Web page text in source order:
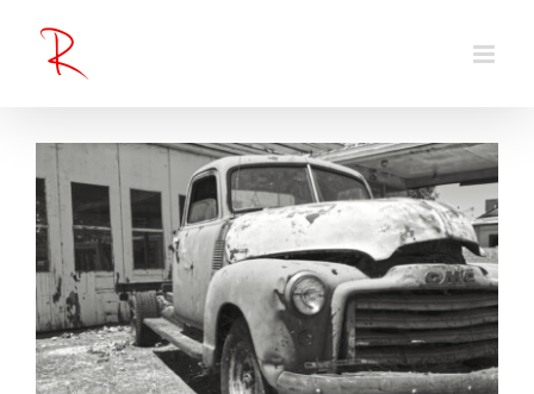
springen